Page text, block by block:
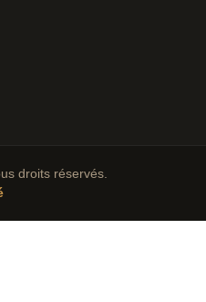
droits réservés.